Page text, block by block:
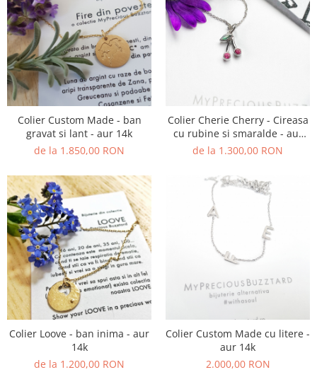
Colier Custom Made - ban
gravat si lant - aur 14k
de la 1.850,00 RON
Colier Cherie Cherry - Cireasa
cu rubine si smaralde - aur
14k
de la 1.300,00 RON
Colier Loove - ban inima - aur
14k
de la 1.200,00 RON
Colier Custom Made cu litere -
aur 14k
2.000,00 RON